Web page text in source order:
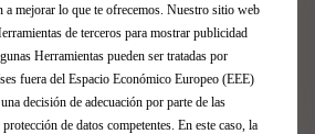
a mejorar lo que te ofrecemos. Nuestro sitio web
de terceros para mostrar publicidad
Herramientas pueden ser tratadas por
fuera del Espacio Económico Europeo (EEE)
decisión de adecuación por parte de las
de datos competentes. En este caso, la